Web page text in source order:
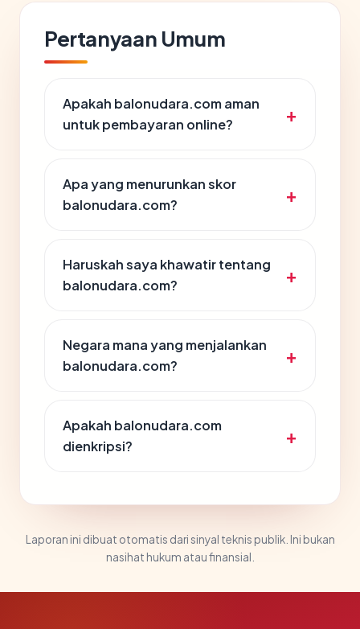
Pertanyaan Umum
Apakah balonudara.com aman
untuk pembayaran online?
Apa yang menurunkan skor
balonudara.com?
Haruskah saya khawatir tentang
balonudara.com?
Negara mana yang menjalankan
balonudara.com?
Apakah balonudara.com
dienkripsi?
Laporan ini dibuat otomatis dari sinyal teknis publik. Ini bukan
nasihat hukum atau finansial.